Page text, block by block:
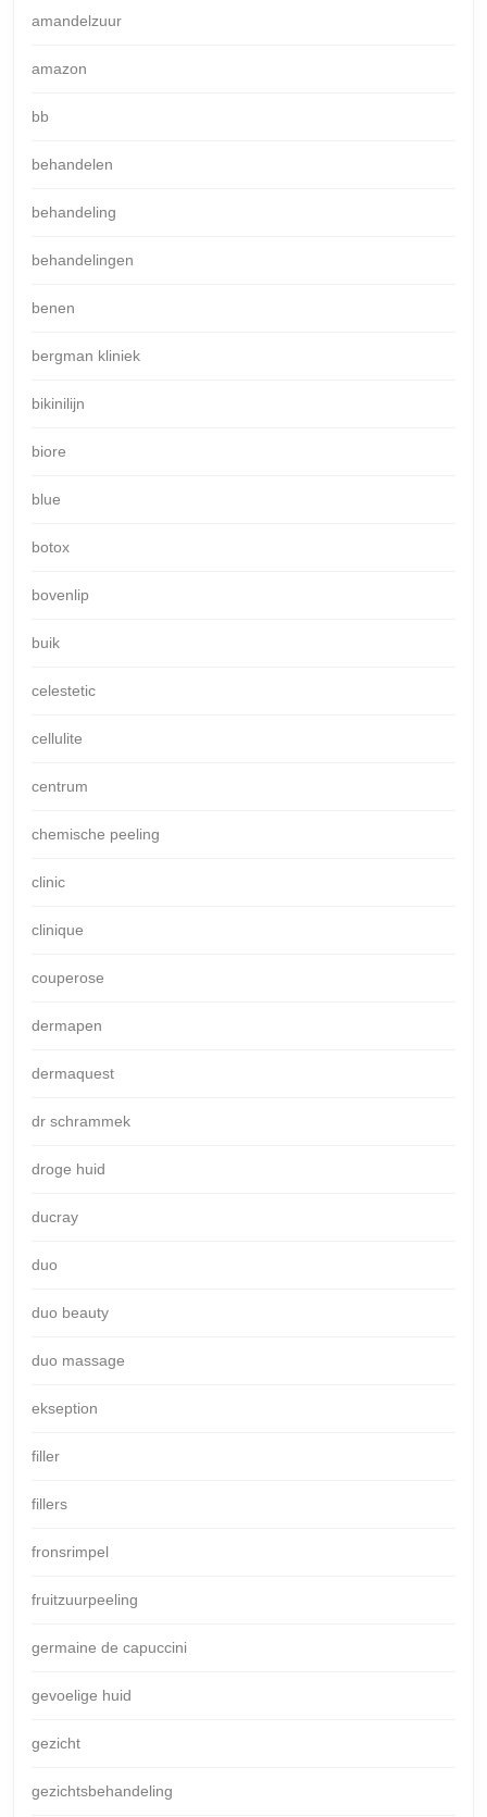
amandelzuur
amazon
bb
behandelen
behandeling
behandelingen
benen
bergman kliniek
bikinilijn
biore
blue
botox
bovenlip
buik
celestetic
cellulite
centrum
chemische peeling
clinic
clinique
couperose
dermapen
dermaquest
dr schrammek
droge huid
ducray
duo
duo beauty
duo massage
ekseption
filler
fillers
fronsrimpel
fruitzuurpeeling
germaine de capuccini
gevoelige huid
gezicht
gezichtsbehandeling